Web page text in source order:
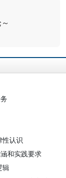
性认识
和实践要求
辑